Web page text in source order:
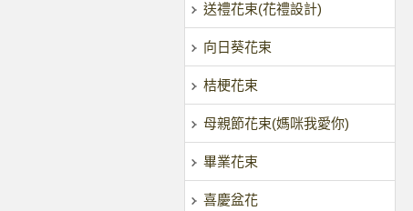
送禮花束(花禮設計)
向日葵花束
桔梗花束
母親節花束(媽咪我愛你)
畢業花束
喜慶盆花